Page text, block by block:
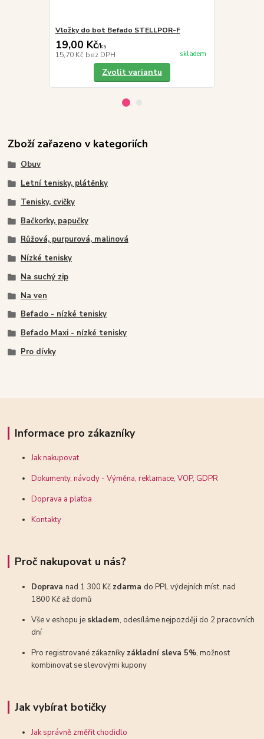
Vložky do bot Befado STELLPOR-F
19,00 Kč/ks
15,70 Kč bez DPH skladem
Zvolit variantu
Zboží zařazeno v kategoriích
Obuv
Letní tenisky, plátěnky
Tenisky, cvičky
Bačkorky, papučky
Růžová, purpurová, malinová
Nízké tenisky
Na suchý zip
Na ven
Befado - nízké tenisky
Befado Maxi - nízké tenisky
Pro dívky
Informace pro zákazníky
Jak nakupovat
Dokumenty, návody - Výměna, reklamace, VOP, GDPR
Doprava a platba
Kontakty
Proč nakupovat u nás?
Dopravanad 1 300 Kč zdarma do PPL výdejních míst, nad
1800 Kč až domů
Vše v eshopu je skladem, odesíláme nejpozději do 2 pracovních
dní
Pro registrované zákazníky základní sleva 5%, možnost
kombinovat se slevovými kupony
Jak vybírat botičky
Jak správně změřit chodidlo